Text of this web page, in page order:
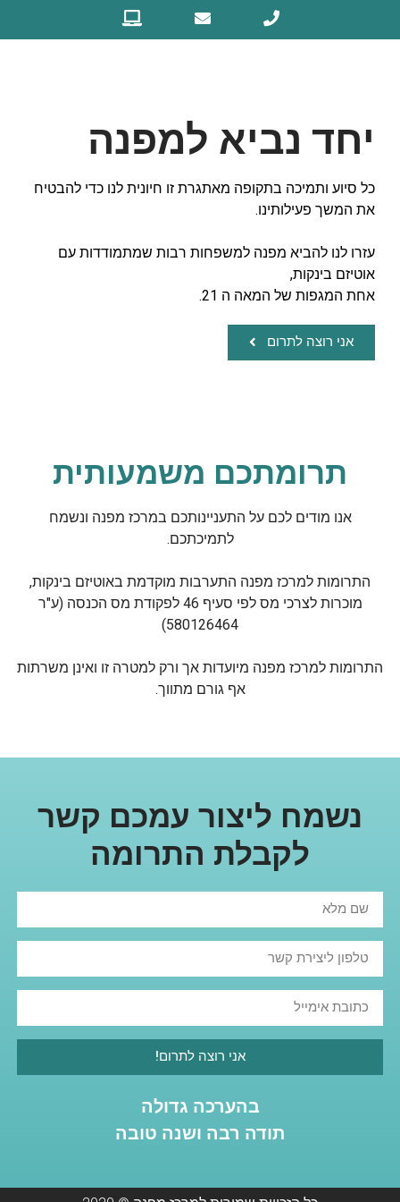
יחד נביא למפנה
כל סיוע ותמיכה בתקופה מאתגרת זו חיונית לנו כדי להבטיח
את המשך פעילותינו.
עזרו לנו להביא מפנה למשפחות רבות שמתמודדות עם
אוטיזם בינקות,
אחת המגפות של המאה ה 21.
אני רוצה לתרום
תרומתכם משמעותית
אנו מודים לכם על התעניינותכם במרכז מפנה ונשמח
לתמיכתכם.
התרומות למרכז מפנה התערבות מוקדמת באוטיזם בינקות,
מוכרות לצרכי מס לפי סעיף 46 לפקודת מס הכנסה (ע"ר
580126464)
התרומות למרכז מפנה מיועדות אך ורק למטרה זו ואינן משרתות
אף גורם מתווך.
נשמח ליצור עמכם קשר
לקבלת התרומה
אני רוצה לתרום!
בהערכה גדולה
תודה רבה ושנה טובה